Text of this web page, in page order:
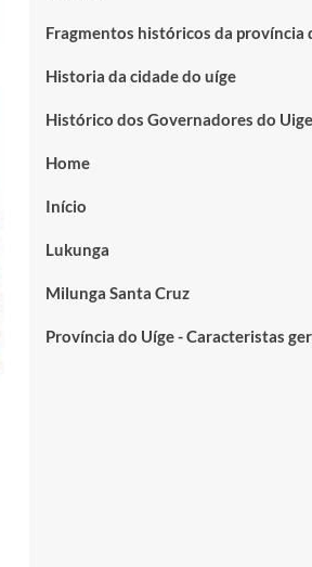
Fragmentos históricos da província
Historia da cidade do uíge
Histórico dos Governadores do Uige
Home
Início
Lukunga
Milunga Santa Cruz
Província do Uíge - Caracteristas